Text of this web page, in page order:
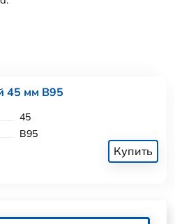
45 мм В95
45
В95
Купить